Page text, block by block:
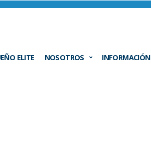
ELITE NOSOTROS INFORMACIÓN